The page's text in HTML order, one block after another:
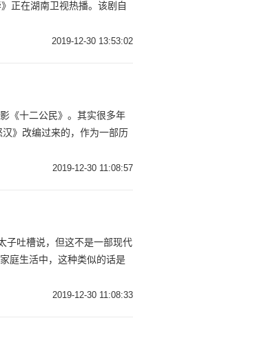
正在湖南卫视热播。该剧自
2019-12-30 13:53:02
《十二公民》。其实很多年
》改编过来的，作为一部历
2019-12-30 11:08:57
子吐槽说，但这不是一部现代
庭生活中，这种类似的话是
2019-12-30 11:08:33